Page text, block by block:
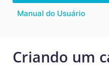
Manual do Usuário
Criando um